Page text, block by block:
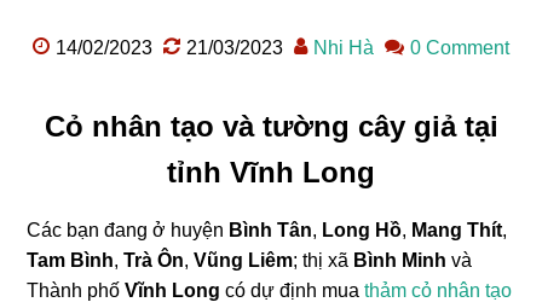
14/02/2023 21/03/2023 Nhi Hà 0 Comment
Cỏ nhân tạo và tường cây giả tại
tỉnh Vĩnh Long
Các bạn đang ở huyện Bình Tân, Long Hồ, Mang Thít,
Tam Bình,Trà Ôn,Vũng Liêm; thị xã Bình Minh và
Thành phốVĩnh Long có dự định mua thảm cỏ nhân tạo